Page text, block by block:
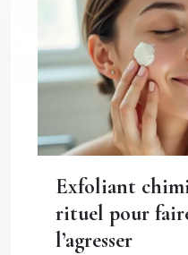
Exfoliant
rituel pour
l’agresser